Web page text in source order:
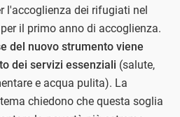
l'accoglienza dei rifugiati nel
il primo anno di accoglienza.
del nuovo strumento viene
dei servizi essenziali (salute,
e acqua pulita). La
chiedono che questa soglia